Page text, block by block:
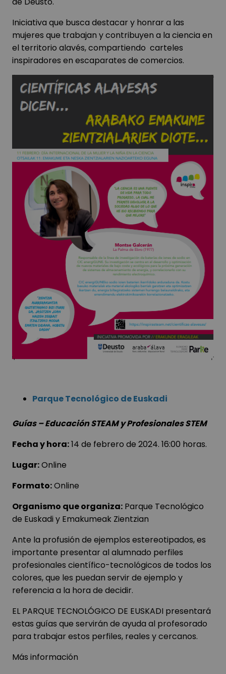
Iniciativa que busca destacar y honrar a las
mujeres que trabajan y contribuyen a la ciencia en
el territorio alavés, compartiendo carteles
inspiradores en escaparates de comercios.
Parque Tecnológico de Euskadi
Guías – Educación STEAM y Profesionales STEM
Fecha y hora:14 de febrero de 2024. 16:00 horas.
Lugar:Online
Formato:Online
Organismo que organiza: Parque Tecnológico
de Euskadi y Emakumeak Zientzian
Ante la profusión de ejemplos estereotipados, es
importante presentar al alumnado perfiles
profesionales científico-tecnológicos de todos los
colores, que les puedan servir de ejemplo y
referencia a la hora de decidir.
EL PARQUE TECNOLÓGICO DE EUSKADI presentará
estas guías que servirán de ayuda al profesorado
para trabajar estos perfiles, reales y cercanos.
Más información